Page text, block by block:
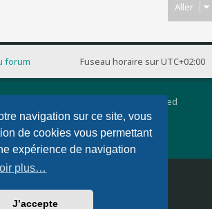
navigation sur ce site, vous
de cookies vous permettant
expérience de navigation
plus…
J’accepte
Aller
Fuseau horaire surUTC+02:00
forum
® Forum Software © phpBB Limited
française officielle©Qiaeru
theme by
PixelGoose Studio
Confidentialité|Conditions